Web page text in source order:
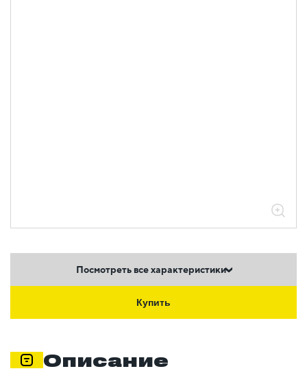
Посмотреть все характеристики
Купить
Описание